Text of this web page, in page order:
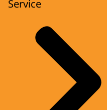
Service